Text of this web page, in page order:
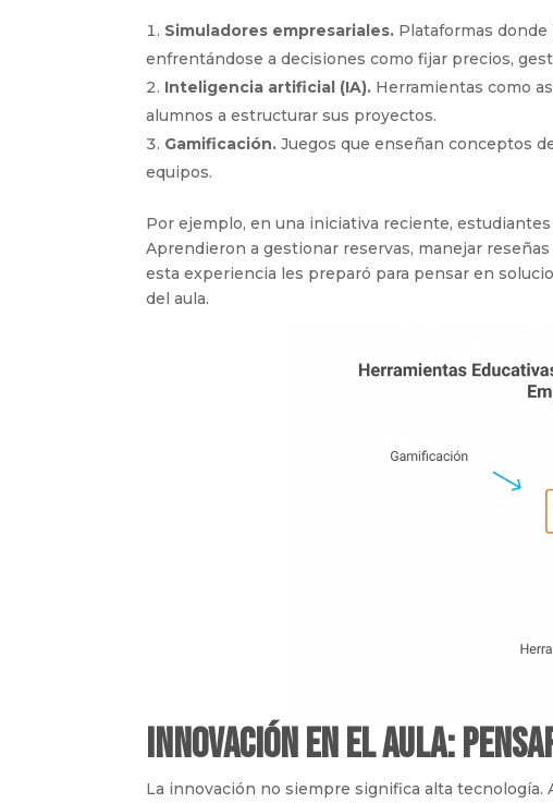
Simuladores empresariales. Plataformas
enfrentándose a decisiones como fijar precios,
Inteligencia artificial (IA). Herramientas como
alumnos a estructurar sus proyectos.
Gamificación. Juegos que enseñan conceptos
equipos.
Por ejemplo, en una iniciativa reciente,
Aprendieron a gestionar reservas, manejar
esta experiencia les preparó para pensar en
del aula.
Innovación en el Aula:
La innovación no siempre significa alta